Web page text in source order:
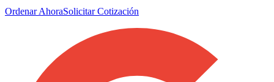
Ordenar AhoraSolicitar Cotización